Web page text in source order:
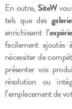
En outre, SiteW
tels que des
enrichissent l’
facilement ajoutés
nécessiter de
présenter vos
résolution ou
l’emplacement de